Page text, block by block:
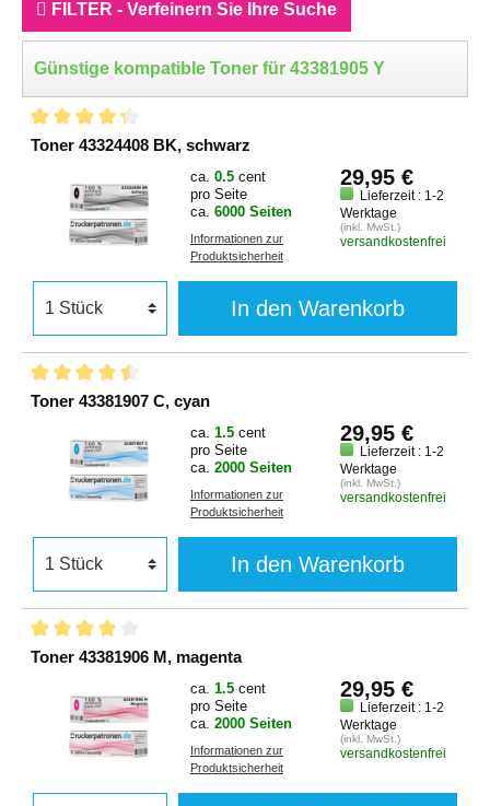
FILTER - Verfeinern Sie Ihre Suche
Günstige kompatible Toner für 43381905 Y
Toner 43324408 BK, schwarz
ca. 0.5 cent
pro Seite
ca. 6000 Seiten
Informationen zur
Produktsicherheit
29,95 €
Lieferzeit : 1-2
Werktage
(inkl. MwSt.)
versandkostenfrei
In den Warenkorb
Toner 43381907 C, cyan
ca. 1.5 cent
pro Seite
ca. 2000 Seiten
Informationen zur
Produktsicherheit
29,95 €
Lieferzeit : 1-2
Werktage
(inkl. MwSt.)
versandkostenfrei
In den Warenkorb
Toner 43381906 M, magenta
ca. 1.5 cent
pro Seite
ca. 2000 Seiten
Informationen zur
Produktsicherheit
29,95 €
Lieferzeit : 1-2
Werktage
(inkl. MwSt.)
versandkostenfrei